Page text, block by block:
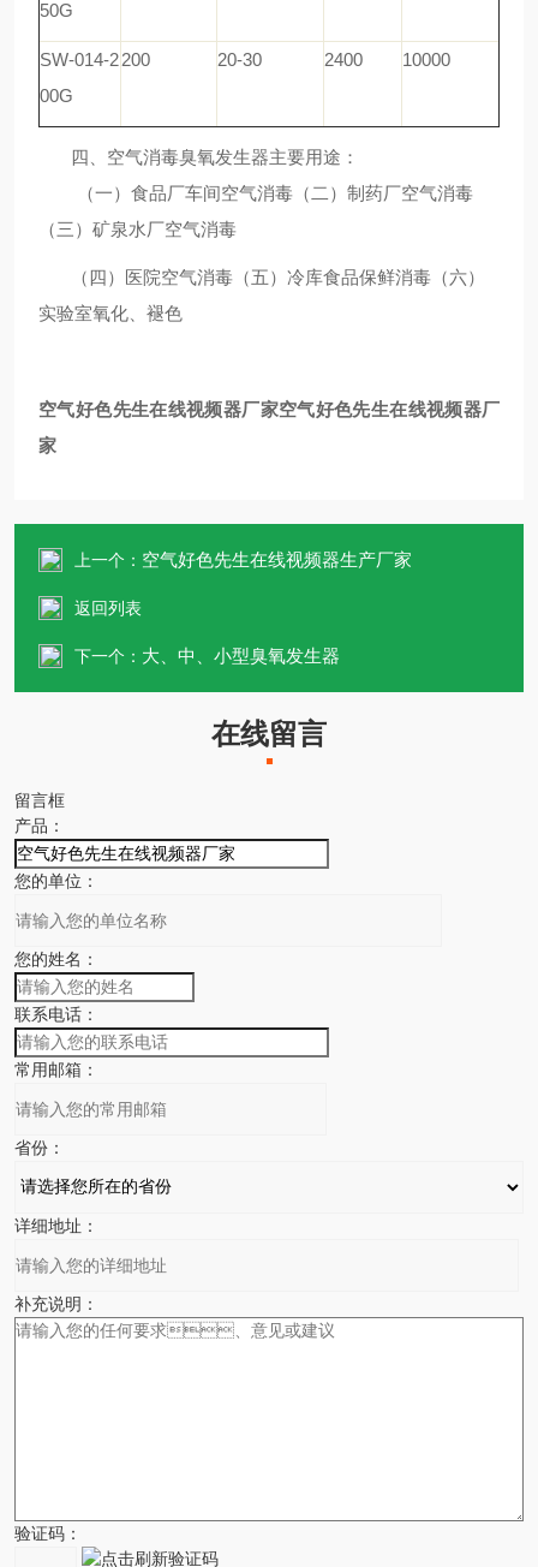
50G
SW-014-2
00G
200 20-30 2400 10000
四、空气消毒臭氧发生器主要用途：
（一）食品厂车间空气消毒（二）制药厂空气消毒
（三）矿泉水厂空气消毒
（四）医院空气消毒（五）冷库食品保鲜消毒（六）
实验室氧化、褪色
空气好色先生在线视频器厂家空气好色先生在线视频器厂
家
上一个： 空气好色先生在线视频器生产厂家
返回列表
下一个： 大、中、小型臭氧发生器
在线留言
留言框
产品：
您的单位：
您的姓名：
联系电话：
常用邮箱：
省份：
详细地址：
补充说明：
验证码：